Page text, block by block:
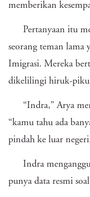
memberikan
Pertanyaan itu
seorang teman lama
Imigrasi. Mereka
dikelilingi hiruk-
“Indra,” Arya
“kamu tahu ada
pindah ke luar
Indra
punya data resmi